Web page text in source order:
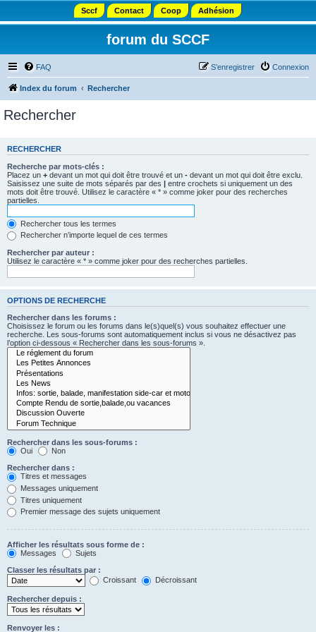
Sccf Contact Coop Adhésion
forum du SCCF
FAQ Connexion
S’enregistrer
Index du forum Rechercher
Rechercher
RECHERCHER
Recherche par mots-clés :
Placez un + devant un mot qui doit être trouvé et un - devant un mot qui doit être exclu.
Saisissez une suite de mots séparés par des | entre crochets si uniquement un des
mots doit être trouvé. Utilisez le caractère « * » comme joker pour des recherches
partielles.
Rechercher tous les termes
Rechercher n’importe lequel de ces termes
Rechercher par auteur :
Utilisez le caractère « * » comme joker pour des recherches partielles.
OPTIONS DE RECHERCHE
Rechercher dans les forums :
Choisissez le forum ou les forums dans le(s)quel(s) vous souhaitez effectuer une
recherche. Les sous-forums sont automatiquement inclus si vous ne désactivez pas
l’option ci-dessous « Rechercher dans les sous-forums ».
Rechercher dans les sous-forums :
Oui
Non
Rechercher dans :
Titres et messages
Messages uniquement
Titres uniquement
Premier message des sujets uniquement
Afficher les résultats sous forme de :
Messages
Sujets
Classer les résultats par :
Croissant
Décroissant
Rechercher depuis :
Renvoyer les :